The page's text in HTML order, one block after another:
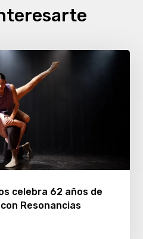
celebra 62 años de
Resonancias